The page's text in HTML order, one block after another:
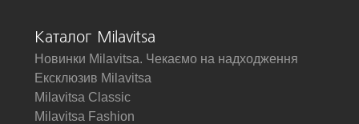
Каталог Milavitsa
Новинки Milavitsa. Чекаємо на надходження
Ексклюзив Milavitsa
Milavitsa Classic
Milavitsa Fashion